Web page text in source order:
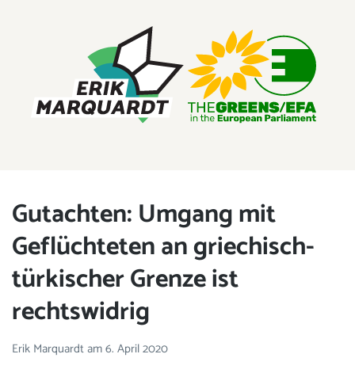
Gutachten: Umgang mit
Geflüchteten an griechisch-
türkischer Grenze ist
rechtswidrig
Erik Marquardtam6. April 2020